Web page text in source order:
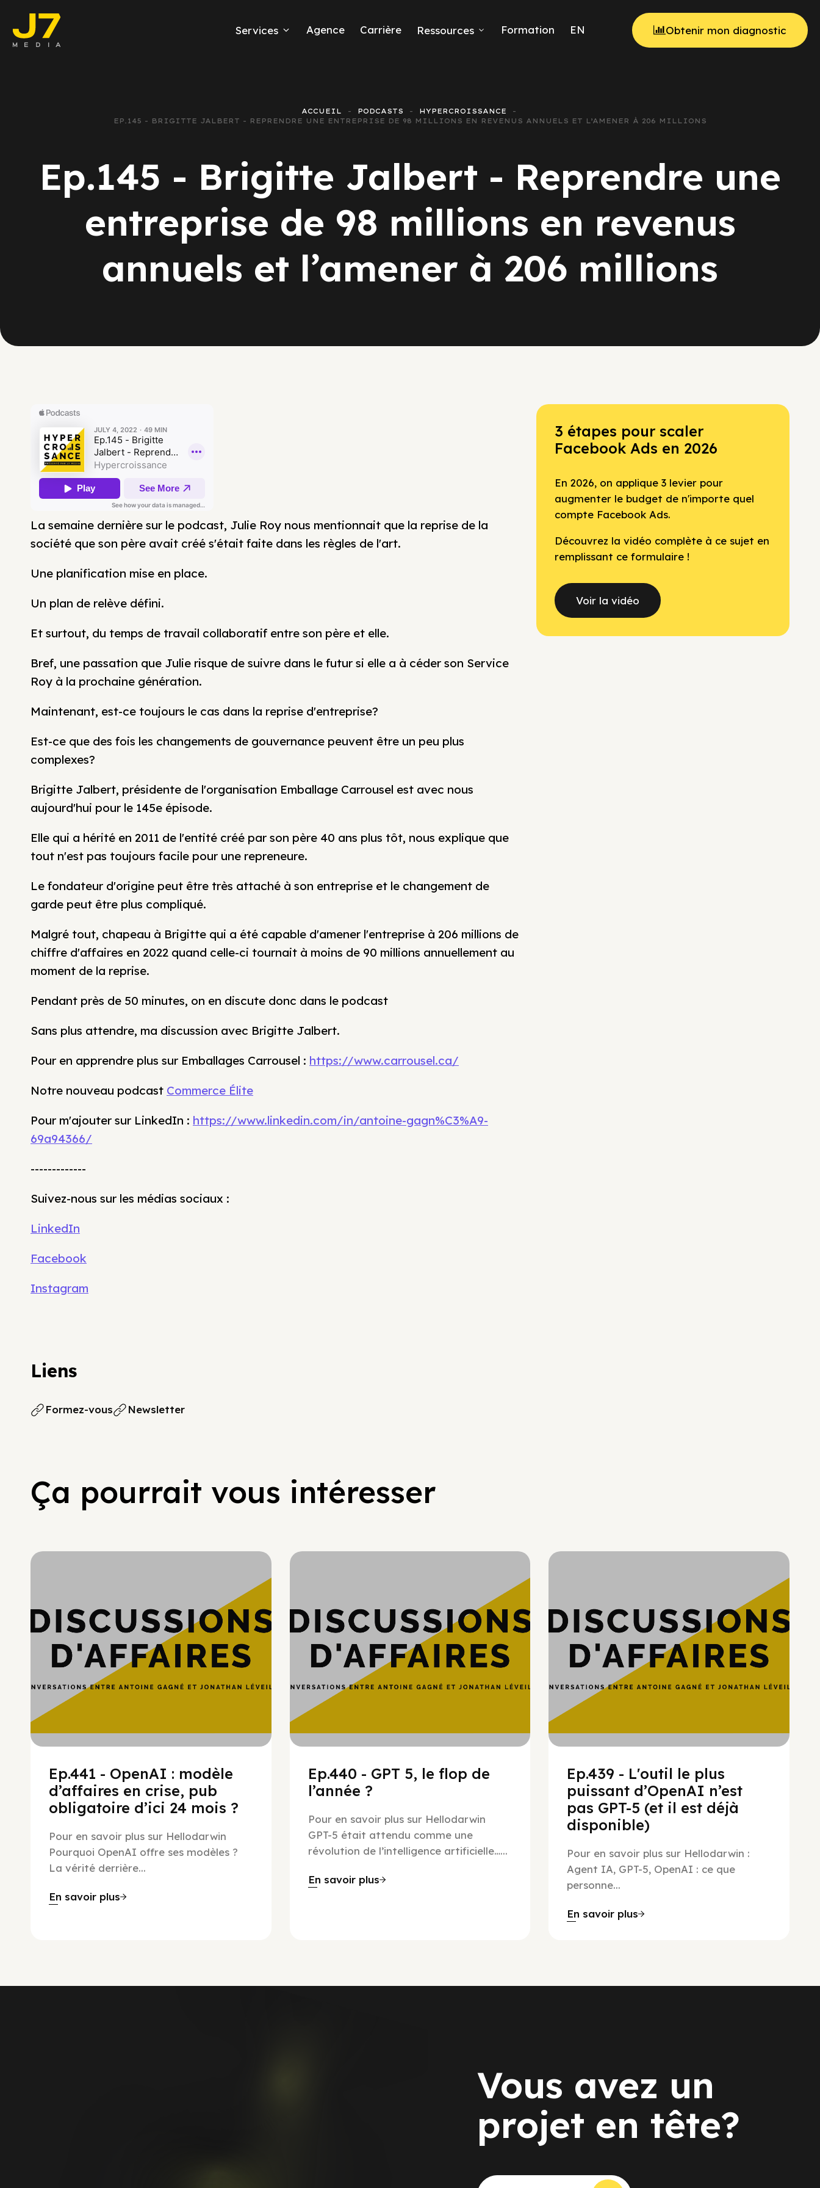
Services
Google Ads
Emailing
Rapports Meta Ads
Agence Carrière Ressources Formation EN Obtenir mon diagnostic
ACCUEIL PODCASTS
HYPERCROISSANCE
EP.145 - BRIGITTE JALBERT - REPRENDRE UNE ENTREPRISE DE 98 MILLIONS EN REVENUS ANNUELS ET L’AMENER À 206 MILLIONS
Ep.145 - Brigitte Jalbert - Reprendre une
entreprise de 98 millions en revenus
annuels et l’amener à 206 millions
La semaine dernière sur le podcast, Julie Roy nous mentionnait que la reprise de la
société que son père avait créé s'était faite dans les règles de l'art.
Une planification mise en place.
Un plan de relève défini.
Et surtout, du temps de travail collaboratif entre son père et elle.
Bref, une passation que Julie risque de suivre dans le futur si elle a à céder son Service
Roy à la prochaine génération.
Maintenant, est-ce toujours le cas dans la reprise d'entreprise?
Est-ce que des fois les changements de gouvernance peuvent être un peu plus
complexes?
Brigitte Jalbert, présidente de l'organisation Emballage Carrousel est avec nous
aujourd'hui pour le 145e épisode.
Elle qui a hérité en 2011 de l'entité créé par son père 40 ans plus tôt, nous explique que
tout n'est pas toujours facile pour une repreneure.
Le fondateur d'origine peut être très attaché à son entreprise et le changement de
garde peut être plus compliqué.
Malgré tout, chapeau à Brigitte qui a été capable d'amener l'entreprise à 206 millions de
chiffre d'affaires en 2022 quand celle-ci tournait à moins de 90 millions annuellement au
moment de la reprise.
Pendant près de 50 minutes, on en discute donc dans le podcast
Sans plus attendre, ma discussion avec Brigitte Jalbert.
Pour en apprendre plus sur Emballages Carrousel : https://www.carrousel.ca/
Notre nouveau podcast Commerce Élite
Pour m'ajouter sur LinkedIn : https://www.linkedin.com/in/antoine-gagn%C3%A9-
69a94366/
-------------
Suivez-nous sur les médias sociaux :
LinkedIn
Facebook
Instagram
Liens
Formez-vous Newsletter
3 étapes pour scaler
Facebook Ads en 2026
En 2026, on applique 3 levier pour
augmenter le budget de n'importe quel
compte Facebook Ads.
Découvrez la vidéo complète à ce sujet en
remplissant ce formulaire !
Voir la vidéo
Ça pourrait vous intéresser
Ep.441 - OpenAI : modèle
d’affaires en crise, pub
obligatoire d’ici 24 mois ?
Pour en savoir plus sur Hellodarwin
Pourquoi OpenAI offre ses modèles ?
La vérité derrière...
En savoir plus
Ep.440 - GPT 5, le flop de
l’année ?
Pour en savoir plus sur Hellodarwin
GPT-5 était attendu comme une
révolution de l’intelligence artificielle…...
En savoir plus
Ep.439 - L'outil le plus
puissant d’OpenAI n’est
pas GPT-5 (et il est déjà
disponible)
Pour en savoir plus sur Hellodarwin :
Agent IA, GPT-5, OpenAI : ce que
personne...
En savoir plus
Vous avez un
projet en tête?